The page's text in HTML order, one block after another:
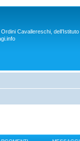
Cavallereschi, dell’Istituto